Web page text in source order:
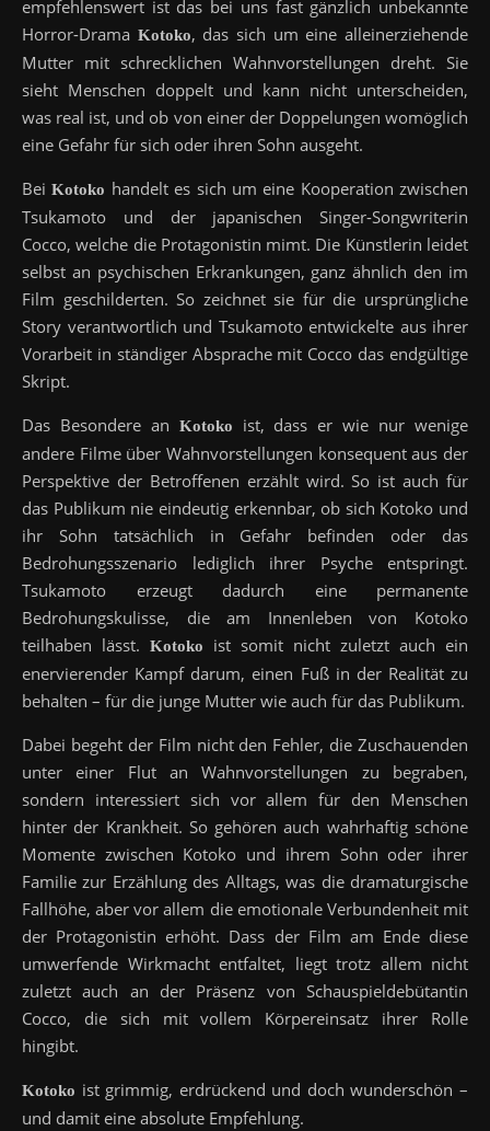
empfehlenswert ist das bei uns fast gänzlich unbekannte
Horror-Drama Kotoko, das sich um eine alleinerziehende
Mutter mit schrecklichen Wahnvorstellungen dreht. Sie
sieht Menschen doppelt und kann nicht unterscheiden,
was real ist, und ob von einer der Doppelungen womöglich
eine Gefahr für sich oder ihren Sohn ausgeht.
BeiKotoko handelt es sich um eine Kooperation zwischen
Tsukamoto und der japanischen Singer-Songwriterin
Cocco, welche die Protagonistin mimt. Die Künstlerin leidet
selbst an psychischen Erkrankungen, ganz ähnlich den im
Film geschilderten. So zeichnet sie für die ursprüngliche
Story verantwortlich und Tsukamoto entwickelte aus ihrer
Vorarbeit in ständiger Absprache mit Cocco das endgültige
Skript.
Das Besondere an
Kotoko
ist, dass er wie nur wenige
andere Filme über Wahnvorstellungen konsequent aus der
Perspektive der Betroffenen erzählt wird. So ist auch für
das Publikum nie eindeutig erkennbar, ob sich Kotoko und
ihr Sohn tatsächlich in Gefahr befinden oder das
Bedrohungsszenario lediglich ihrer Psyche entspringt.
Tsukamoto erzeugt dadurch eine permanente
Bedrohungskulisse, die am Innenleben von Kotoko
teilhaben lässt.
Kotoko
ist somit nicht zuletzt auch ein
enervierender Kampf darum, einen Fuß in der Realität zu
behalten – für die junge Mutter wie auch für das Publikum.
Dabei begeht der Film nicht den Fehler, die Zuschauenden
unter einer Flut an Wahnvorstellungen zu begraben,
sondern interessiert sich vor allem für den Menschen
hinter der Krankheit. So gehören auch wahrhaftig schöne
Momente zwischen Kotoko und ihrem Sohn oder ihrer
Familie zur Erzählung des Alltags, was die dramaturgische
Fallhöhe, aber vor allem die emotionale Verbundenheit mit
der Protagonistin erhöht. Dass der Film am Ende diese
umwerfende Wirkmacht entfaltet, liegt trotz allem nicht
zuletzt auch an der Präsenz von Schauspieldebütantin
Cocco, die sich mit vollem Körpereinsatz ihrer Rolle
hingibt.
Kotoko ist grimmig, erdrückend und doch wunderschön –
und damit eine absolute Empfehlung.